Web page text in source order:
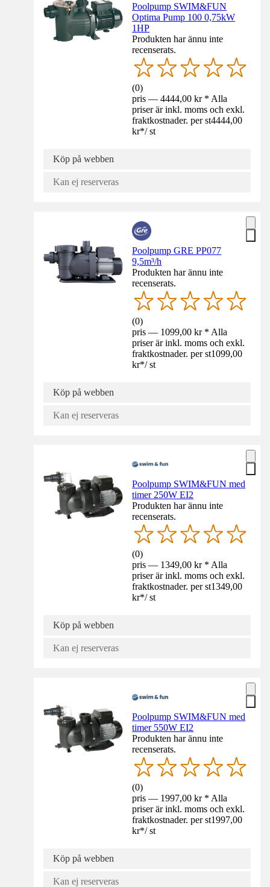
Poolpump SWIM&FUN
Optima Pump 100 0,75kW
1HP
Produkten har ännu inte
recenserats.
(0)
pris — 4444,00 kr * Alla
priser är inkl. moms och exkl.
fraktkostnader. per st4444,00
kr*/ st
Köp på webben
Kan ej reserveras
Poolpump GRE PP077
9,5m³/h
Produkten har ännu inte
recenserats.
(0)
pris — 1099,00 kr * Alla
priser är inkl. moms och exkl.
fraktkostnader. per st1099,00
kr*/ st
Köp på webben
Kan ej reserveras
Poolpump SWIM&FUN med
timer 250W EI2
Produkten har ännu inte
recenserats.
(0)
pris — 1349,00 kr * Alla
priser är inkl. moms och exkl.
fraktkostnader. per st1349,00
kr*/ st
Köp på webben
Kan ej reserveras
Poolpump SWIM&FUN med
timer 550W EI2
Produkten har ännu inte
recenserats.
(0)
pris — 1997,00 kr * Alla
priser är inkl. moms och exkl.
fraktkostnader. per st1997,00
kr*/ st
Köp på webben
Kan ej reserveras